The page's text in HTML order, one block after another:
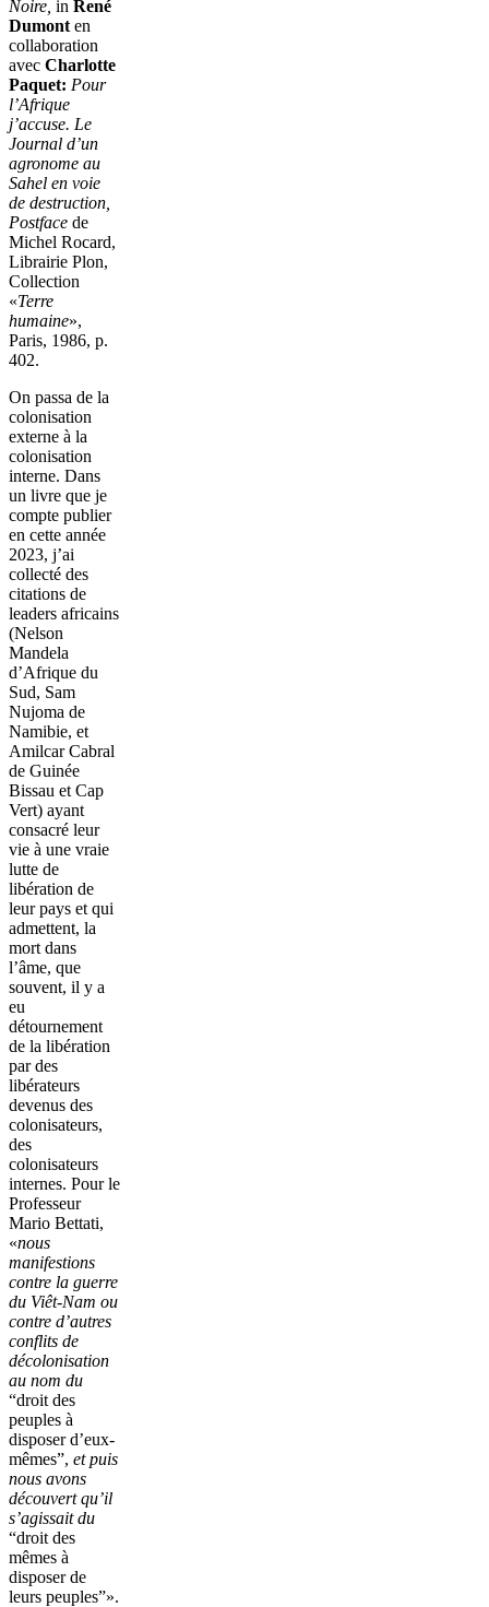
Noire, in René
Dumont en
collaboration
avec Charlotte
Paquet: Pour
l’Afrique
j’accuse. Le
Journal d’un
agronome au
Sahel en voie
de destruction,
Postface de
Michel Rocard,
Librairie Plon,
Collection
«Terre
humaine»,
Paris, 1986, p.
402.
On passa de la
colonisation
externe à la
colonisation
interne. Dans
un livre que je
compte publier
en cette année
2023, j’ai
collecté des
citations de
leaders africains
(Nelson
Mandela
d’Afrique du
Sud, Sam
Nujoma de
Namibie, et
Amilcar Cabral
de Guinée
Bissau et Cap
Vert) ayant
consacré leur
vie à une vraie
lutte de
libération de
leur pays et qui
admettent, la
mort dans
l’âme, que
souvent, il y a
eu
détournement
de la libération
par des
libérateurs
devenus des
colonisateurs,
des
colonisateurs
internes. Pour le
Professeur
Mario Bettati,
«nous
manifestions
contre la guerre
du Viêt-Nam ou
contre d’autres
conflits de
décolonisation
au nom du
“droit des
peuples à
disposer d’eux-
mêmes”, et puis
nous avons
découvert qu’il
s’agissait du
“droit des
mêmes à
disposer de
leurs peuples”».